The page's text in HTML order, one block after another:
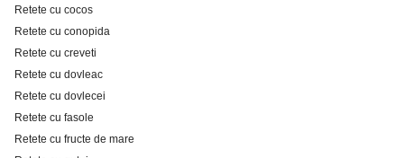
Retete cu cocos
Retete cu conopida
Retete cu creveti
Retete cu dovleac
Retete cu dovlecei
Retete cu fasole
Retete cu fructe de mare